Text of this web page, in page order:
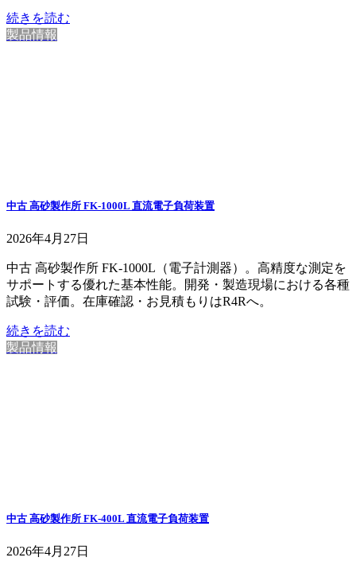
続きを読む
製品情報
中古 高砂製作所 FK-1000L 直流電子負荷装置
2026年4月27日
中古 高砂製作所 FK-1000L（電子計測器）。高精度な測定を
サポートする優れた基本性能。開発・製造現場における各種
試験・評価。在庫確認・お見積もりはR4Rへ。
続きを読む
製品情報
中古 高砂製作所 FK-400L 直流電子負荷装置
2026年4月27日